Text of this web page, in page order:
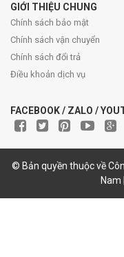
GIỚI THIỆU CHUNG
Chính sách bảo mật
Chính sách vận chuyển
Chính sách đổi trả
Điều khoản dịch vụ
FACEBOOK / ZALO /
© Bản quyền thuộc về
Nam